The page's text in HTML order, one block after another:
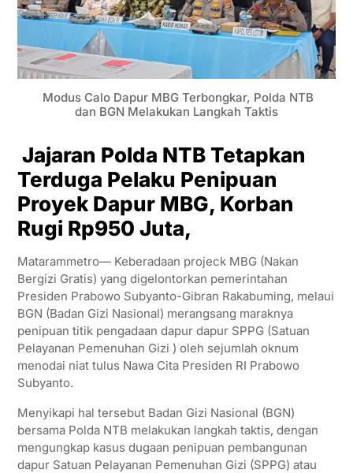
Modus Calo Dapur MBG Terbongkar, Polda NTB
dan BGN Melakukan Langkah Taktis
Jajaran Polda NTB Tetapkan
Terduga Pelaku Penipuan
Proyek Dapur MBG, Korban
Rugi Rp950 Juta,
Matarammetro— Keberadaan projeck MBG (Nakan
Bergizi Gratis) yang digelontorkan pemerintahan
Presiden Prabowo Subyanto-Gibran Rakabuming, melaui
BGN (Badan Gizi Nasional) merangsang maraknya
penipuan titik pengadaan dapur dapur SPPG (Satuan
Pelayanan Pemenuhan Gizi ) oleh sejumlah oknum
menodai niat tulus Nawa Cita Presiden RI Prabowo
Subyanto.
Menyikapi hal tersebut Badan Gizi Nasional (BGN)
bersama Polda NTB melakukan langkah taktis, dengan
mengungkap kasus dugaan penipuan pembangunan
dapur Satuan Pelayanan Pemenuhan Gizi (SPPG) atau